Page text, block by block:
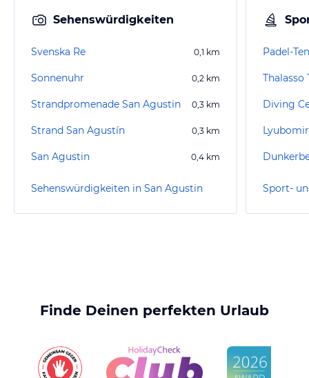
Sehenswürdigkeiten
Svenska Re 0,1 km
Sonnenuhr 0,2 km
Strandpromenade San Agustin 0,3 km
Strand San Agustín 0,3 km
San Agustin 0,4 km
Sehenswürdigkeiten in San Agustin
Thalasso
Finde Deinen perfekten Urlaub